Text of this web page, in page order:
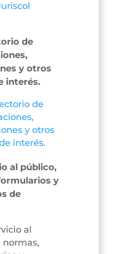
de
y otros
interés.
de
y otros
interés.
al público,
y
de
al
normas,